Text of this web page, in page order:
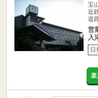
宝
近
道
営
入
日
楽